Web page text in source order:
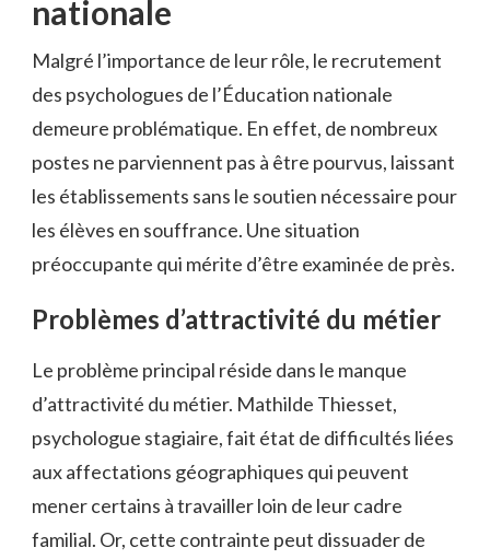
nationale
Malgré l’importance de leur rôle, le recrutement
des psychologues de l’Éducation nationale
demeure problématique. En effet, de nombreux
postes ne parviennent pas à être pourvus, laissant
les établissements sans le soutien nécessaire pour
les élèves en souffrance. Une situation
préoccupante qui mérite d’être examinée de près.
Problèmes d’attractivité du métier
Le problème principal réside dans le manque
d’attractivité du métier. Mathilde Thiesset,
psychologue stagiaire, fait état de difficultés liées
aux affectations géographiques qui peuvent
mener certains à travailler loin de leur cadre
familial. Or, cette contrainte peut dissuader de